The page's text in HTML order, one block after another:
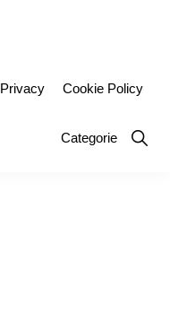
Privacy Cookie Policy
Categorie
Show